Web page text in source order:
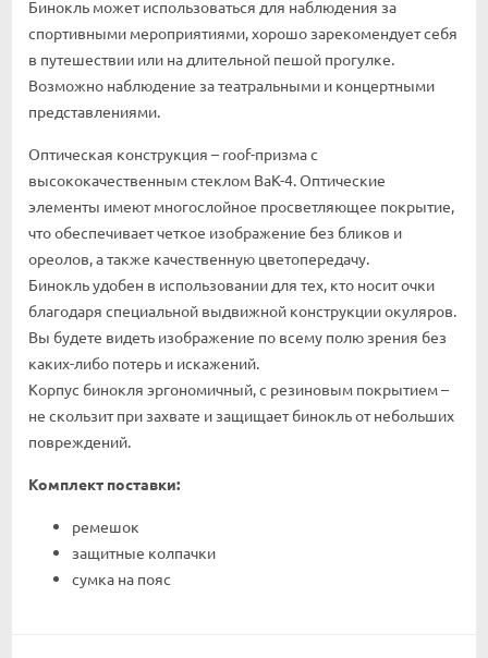
Бинокль может использоваться для наблюдения за
спортивными мероприятиями, хорошо зарекомендует себя
в путешествии или на длительной пешой прогулке.
Возможно наблюдение за театральными и концертными
представлениями.
Оптическая конструкция – roof-призма с
высококачественным стеклом BaK-4. Оптические
элементы имеют многослойное просветляющее покрытие,
что обеспечивает четкое изображение без бликов и
ореолов, а также качественную цветопередачу.
Бинокль удобен в использовании для тех, кто носит очки
благодаря специальной выдвижной конструкции окуляров.
Вы будете видеть изображение по всему полю зрения без
каких-либо потерь и искажений.
Корпус бинокля эргономичный, с резиновым покрытием –
не скользит при захвате и защищает бинокль от небольших
повреждений.
Комплект поставки:
ремешок
защитные колпачки
сумка на пояс